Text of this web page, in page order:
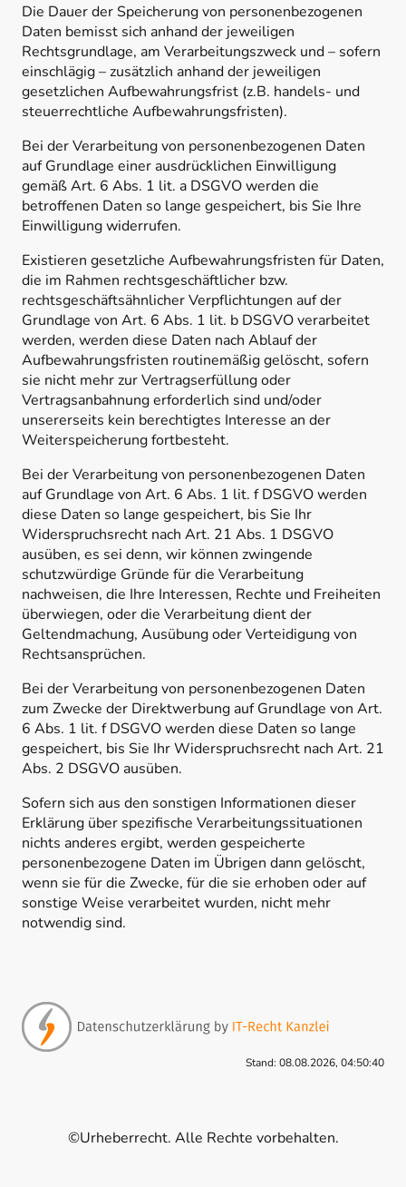
Die Dauer der Speicherung von personenbezogenen
Daten bemisst sich anhand der jeweiligen
Rechtsgrundlage, am Verarbeitungszweck und – sofern
einschlägig – zusätzlich anhand der jeweiligen
gesetzlichen Aufbewahrungsfrist (z.B. handels- und
steuerrechtliche Aufbewahrungsfristen).
Bei der Verarbeitung von personenbezogenen Daten
auf Grundlage einer ausdrücklichen Einwilligung
gemäß Art. 6 Abs. 1 lit. a DSGVO werden die
betroffenen Daten so lange gespeichert, bis Sie Ihre
Einwilligung widerrufen.
Existieren gesetzliche Aufbewahrungsfristen für Daten,
die im Rahmen rechtsgeschäftlicher bzw.
rechtsgeschäftsähnlicher Verpflichtungen auf der
Grundlage von Art. 6 Abs. 1 lit. b DSGVO verarbeitet
werden, werden diese Daten nach Ablauf der
Aufbewahrungsfristen routinemäßig gelöscht, sofern
sie nicht mehr zur Vertragserfüllung oder
Vertragsanbahnung erforderlich sind und/oder
unsererseits kein berechtigtes Interesse an der
Weiterspeicherung fortbesteht.
Bei der Verarbeitung von personenbezogenen Daten
auf Grundlage von Art. 6 Abs. 1 lit. f DSGVO werden
diese Daten so lange gespeichert, bis Sie Ihr
Widerspruchsrecht nach Art. 21 Abs. 1 DSGVO
ausüben, es sei denn, wir können zwingende
schutzwürdige Gründe für die Verarbeitung
nachweisen, die Ihre Interessen, Rechte und Freiheiten
überwiegen, oder die Verarbeitung dient der
Geltendmachung, Ausübung oder Verteidigung von
Rechtsansprüchen.
Bei der Verarbeitung von personenbezogenen Daten
zum Zwecke der Direktwerbung auf Grundlage von Art.
6 Abs. 1 lit. f DSGVO werden diese Daten so lange
gespeichert, bis Sie Ihr Widerspruchsrecht nach Art. 21
Abs. 2 DSGVO ausüben.
Sofern sich aus den sonstigen Informationen dieser
Erklärung über spezifische Verarbeitungssituationen
nichts anderes ergibt, werden gespeicherte
personenbezogene Daten im Übrigen dann gelöscht,
wenn sie für die Zwecke, für die sie erhoben oder auf
sonstige Weise verarbeitet wurden, nicht mehr
notwendig sind.
Stand: 08.08.2026, 04:50:40
©Urheberrecht. Alle Rechte vorbehalten.